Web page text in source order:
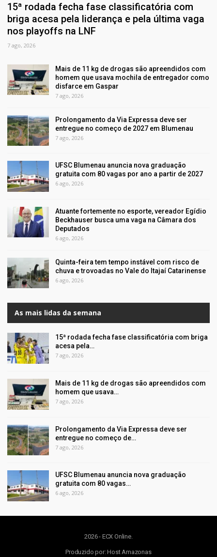
15ª rodada fecha fase classificatória com
briga acesa pela liderança e pela última vaga
nos playoffs na LNF
7 ago, 2026
Mais de 11 kg de drogas são apreendidos com
homem que usava mochila de entregador como
disfarce em Gaspar
7 ago, 2026
Prolongamento da Via Expressa deve ser
entregue no começo de 2027 em Blumenau
7 ago, 2026
UFSC Blumenau anuncia nova graduação
gratuita com 80 vagas por ano a partir de 2027
6 ago, 2026
Atuante fortemente no esporte, vereador Egídio
Beckhauser busca uma vaga na Câmara dos
Deputados
6 ago, 2026
Quinta-feira tem tempo instável com risco de
chuva e trovoadas no Vale do Itajaí Catarinense
6 ago, 2026
As mais lidas da semana
15ª rodada fecha fase classificatória com briga
acesa pela…
7 ago, 2026
Mais de 11 kg de drogas são apreendidos com
homem que usava…
7 ago, 2026
Prolongamento da Via Expressa deve ser
entregue no começo de…
7 ago, 2026
UFSC Blumenau anuncia nova graduação
gratuita com 80 vagas…
6 ago, 2026
2026 - ECX Online.
Produzido por:Host Amazonas